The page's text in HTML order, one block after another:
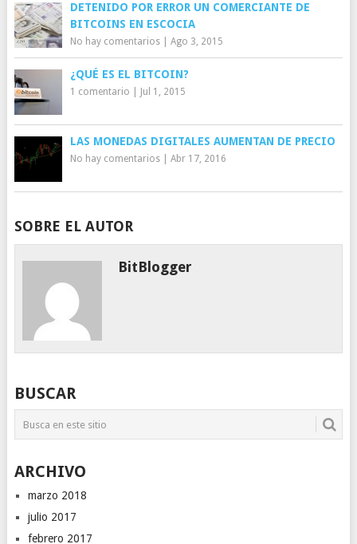
DETENIDO POR ERROR UN COMERCIANTE DE
BITCOINS EN ESCOCIA
No hay comentarios| Ago 3, 2015
¿QUÉ ES EL BITCOIN?
1 comentario Jul 1, 2015
LAS MONEDAS DIGITALES AUMENTAN DE PRECIO
No hay comentarios| Abr 17, 2016
SOBRE EL AUTOR
BitBlogger
BUSCAR
ARCHIVO
marzo 2018
julio 2017
febrero 2017